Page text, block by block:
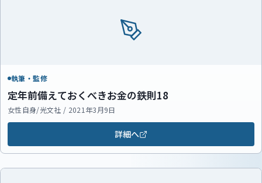
執筆・監修
定年前備えておくべきお金の鉄則18
女性自身/光文社 / 2021年3月9日
詳細へ